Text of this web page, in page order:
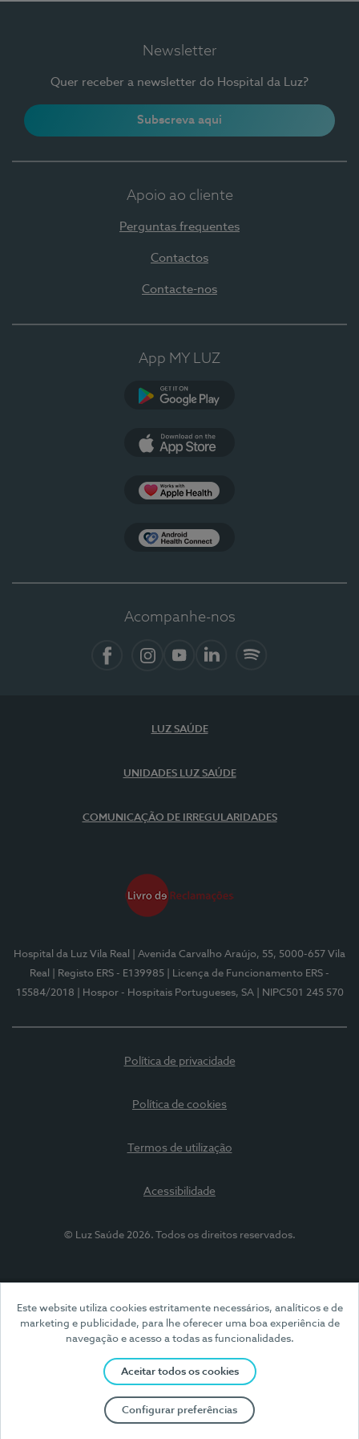
Este website utiliza cookies estritamente necessários, analíticos e de
marketing e publicidade, para lhe oferecer uma boa experiência de
navegação e acesso a todas as funcionalidades.
Aceitar todos os cookies
Configurar preferências
Newsletter
Quer receber a newsletter do Hospital da Luz?
Subscreva aqui
Apoio ao cliente
Perguntas frequentes
Contactos
Contacte-nos
App MY LUZ
Acompanhe-nos
LUZ SAÚDE
UNIDADES LUZ SAÚDE
COMUNICAÇÃO DE IRREGULARIDADES
Hospital da Luz Vila Real
| Avenida Carvalho Araújo, 55, 5000-657 Vila
Real
| Registo ERS - E139985
| Licença de Funcionamento ERS -
15584/2018
| Hospor - Hospitais Portugueses, SA | NIPC501 245 570
Política de privacidade
Política de cookies
Termos de utilização
Acessibilidade
© Luz Saúde 2026. Todos os direitos reservados.